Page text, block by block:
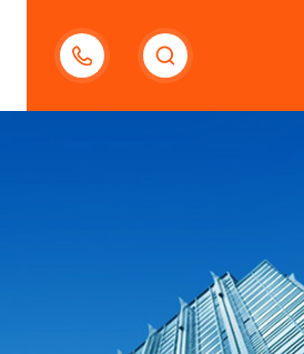
13585666743